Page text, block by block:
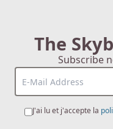
The
Subscribe
J'ai lu et j'accepte la